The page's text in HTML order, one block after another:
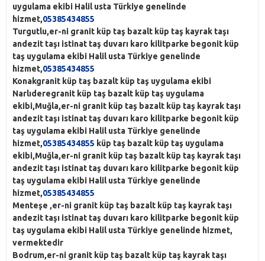
uygulama ekibi Halil usta Türkiye genelinde
hizmet,05385434855
Turgutlu,er-ni granit küp taş bazalt küp taş kayrak taşı
andezit taşı istinat taş duvarı karo kilitparke begonit küp
taş uygulama ekibi Halil usta Türkiye genelinde
hizmet,05385434855
Konakgranit küp taş bazalt küp taş uygulama ekibi
Narlıderegranit küp taş bazalt küp taş uygulama
ekibi,Muğla,er-ni granit küp taş bazalt küp taş kayrak taşı
andezit taşı istinat taş duvarı karo kilitparke begonit küp
taş uygulama ekibi Halil usta Türkiye genelinde
hizmet,05385434855 küp taş bazalt küp taş uygulama
ekibi,Muğla,er-ni granit küp taş bazalt küp taş kayrak taşı
andezit taşı istinat taş duvarı karo kilitparke begonit küp
taş uygulama ekibi Halil usta Türkiye genelinde
hizmet,05385434855
Menteşe ,er-ni granit küp taş bazalt küp taş kayrak taşı
andezit taşı istinat taş duvarı karo kilitparke begonit küp
taş uygulama ekibi Halil usta Türkiye genelinde hizmet,
vermektedir
Bodrum,er-ni granit küp taş bazalt küp taş kayrak taşı